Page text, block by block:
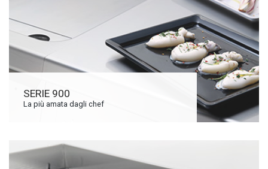
SERIE 900
La più amata dagli chef